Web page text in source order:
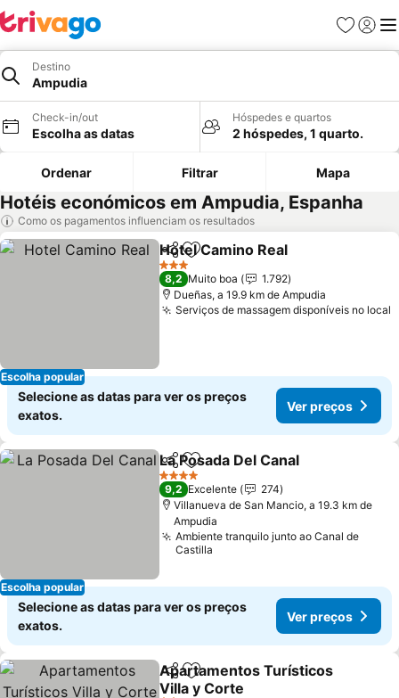
Favoritos
Iniciar
Destino
Ampudia
Check-in/out
Escolha as datas
Hóspedes e quartos
2 hóspedes, 1 quarto.
Ordenar Filtrar Mapa
Hotéis económicos em Ampudia, Espanha
Como os pagamentos influenciam os resultados
Escolha popular
PartilharAdicionar aos favoritos
Hotel Camino Real
3 Estrelas
8,2 Muito boa
1.792
Dueñas, a 19.9 km de Ampudia
Serviços de massagem disponíveis no local
Selecione as datas para ver os preços
exatos.
Ver preços
Escolha popular
PartilharAdicionar aos favoritos
La Posada Del Canal
4 Estrelas
9,2 Excelente
274
Villanueva de San Mancio, a 19.3 km de
Ampudia
Ambiente tranquilo junto ao Canal de
Castilla
Selecione as datas para ver os preços
exatos.
Ver preços
PartilharAdicionar aos favoritos
Apartamentos Turísticos
Villa y Corte